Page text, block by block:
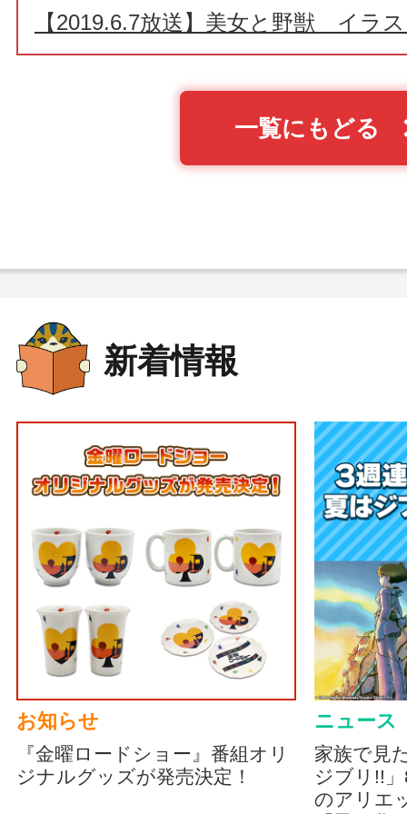
【2019.6.7放送】美女と野獣 イラ
一覧にもどる
新着情報
お知らせ
『金曜ロードショー』番組オリ
ジナルグッズが発売決定！
ニュース
家族で見
ジブリ!!
のアリエ